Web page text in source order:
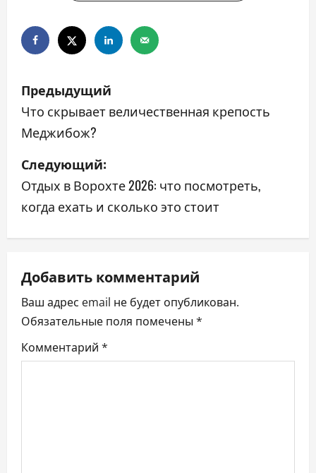
Н
а
в
и
г
а
и
я
п
Предыдущий
Что скрывает величественная крепость
Меджибож?
Следующий:
Отдых в Ворохте 2026: что посмотреть,
когда ехать и сколько это стоит
Добавить комментарий
Ваш адрес email не будет опубликован.
Обязательные поля помечены *
Комментарий *